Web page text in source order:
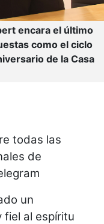
encara el último
como el ciclo
de la Casa
todas las
de
un
fiel al espíritu